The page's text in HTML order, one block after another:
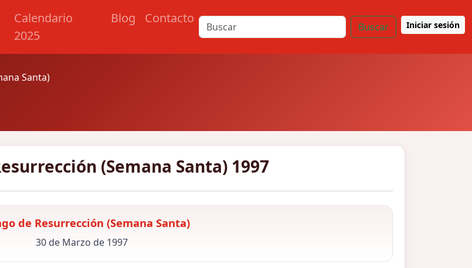
Calendario
2025
Blog Contacto
Buscar Iniciar sesión
Santa)
(Semana Santa) 1997
de Resurrección (Semana Santa)
30 de Marzo de 1997